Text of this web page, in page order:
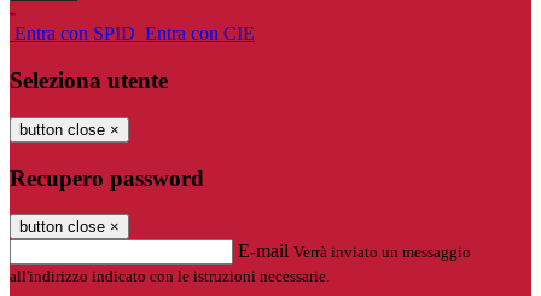
-
Entra con SPID Entra con CIE
Seleziona utente
button close ×
Recupero password
button close ×
E-mail Verrà inviato un messaggio
all'indirizzo indicato con le istruzioni necessarie.